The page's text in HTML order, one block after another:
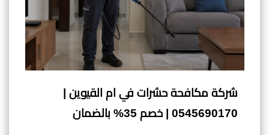
شركة مكافحة حشرات في ام القيوين |
0545690170 | خصم 35% بالضمان